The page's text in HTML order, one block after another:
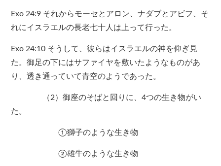
Exo 24:9 それからモーセとアロン、ナダブとアビフ、そ
れにイスラエルの長老七十人は上って行った。
Exo 24:10 そうして、彼らはイスラエルの神を仰ぎ見
た。御足の下にはサファイヤを敷いたようなものがあ
り、透き通っていて青空のようであった。
（2）御座のそばと回りに、4つの生き物がい
た。
①獅子のような生き物
②雄牛のような生き物